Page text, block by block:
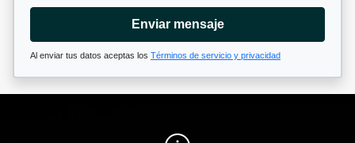
Enviar mensaje
Al enviar tus datos aceptas los Términos de servicio y privacidad